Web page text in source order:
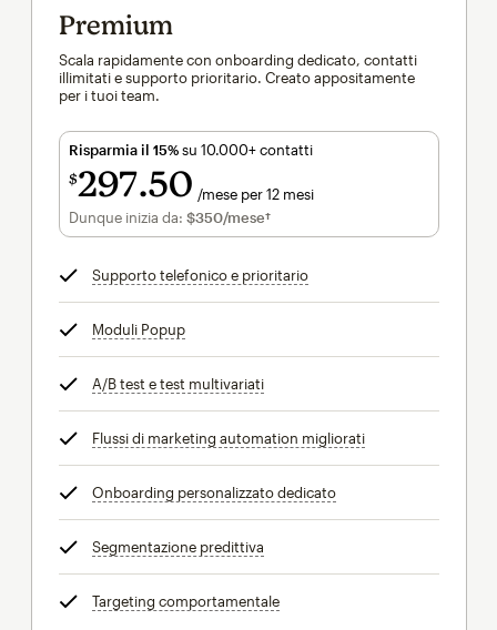
Premium
Scala rapidamente con onboarding dedicato, contatti
illimitati e supporto prioritario. Creato appositamente
per i tuoi team.
Risparmia il 15%su 10.000+ contatti
$297 50 /mese per 12 mesi
$297.50 al mese per 12 mesi
Dunque inizia da: $350/mese†al mese†
Supporto telefonico e prioritariotooltip
Moduli Popuptooltip
A/B test e test multivariatitooltip
Flussi di marketing automation miglioratitooltip
Onboarding personalizzato dedicatotooltip
Segmentazione predittiva
Targeting comportamentaletooltip